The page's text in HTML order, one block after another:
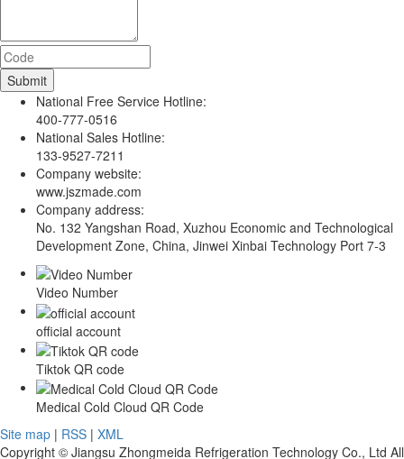
National Free Service Hotline:
400-777-0516
National Sales Hotline:
133-9527-7211
Company website:
www.jszmade.com
Company address:
No. 132 Yangshan Road, Xuzhou Economic and Technological
Development Zone, China, Jinwei Xinbai Technology Port 7-3
Video Number
official account
Tiktok QR code
Medical Cold Cloud QR Code
Site map | RSS | XML
Copyright © Jiangsu Zhongmeida Refrigeration Technology Co., Ltd All